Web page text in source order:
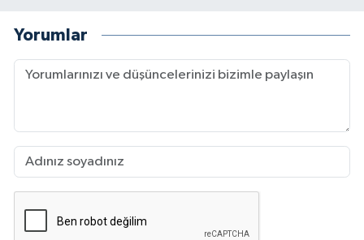
Yorumlar